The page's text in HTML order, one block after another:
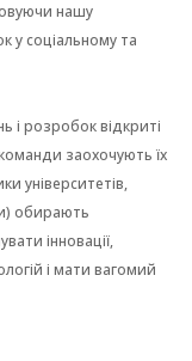
нашу
у соціальному та
і розробок відкриті
заохочують їх
університетів,
обирають
інновації,
і мати вагомий